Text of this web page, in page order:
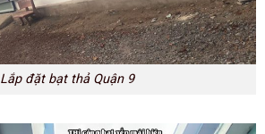
Lắp đặt bạt thả Quận 9